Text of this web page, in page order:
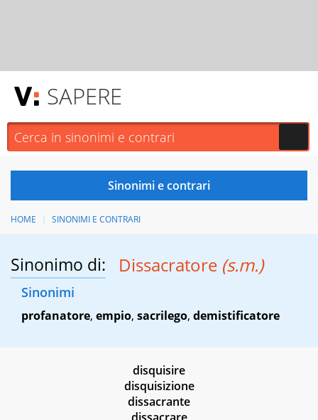
SAPERE
HOME SINONIMI E CONTRARI
Sinonimo di: Dissacratore (s.m.)
Sinonimi
profanatore, empio, sacrilego, demistificatore
disquisire
disquisizione
dissacrante